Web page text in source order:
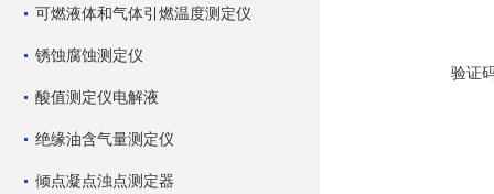
可燃液体和气体引燃温度测定仪
锈蚀腐蚀测定仪
酸值测定仪电解液
绝缘油含气量测定仪
倾点凝点浊点测定器
验证